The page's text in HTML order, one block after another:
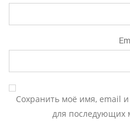
Сохранить моё имя, email и
для последующих